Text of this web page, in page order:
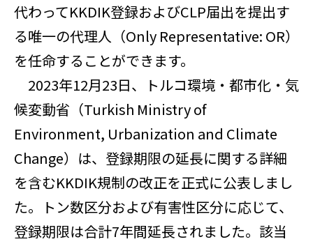
代わってKKDIK登録およびCLP届出を提出す
る唯一の代理人（Only Representative: OR）
を任命することができます。
2023年12月23日、トルコ環境・都市化・気
候変動省（Turkish Ministry of
Environment, Urbanization and Climate
Change）は、登録期限の延長に関する詳細
を含むKKDIK規制の改正を正式に公表しまし
た。トン数区分および有害性区分に応じて、
登録期限は合計7年間延長されました。該当